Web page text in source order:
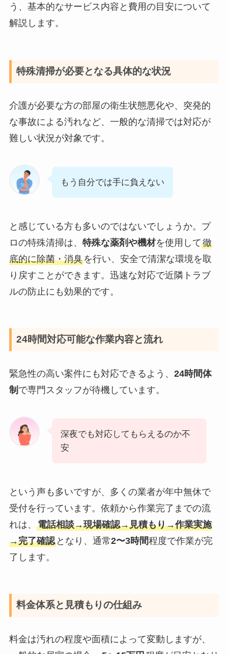
う、基本的なサービス内容と費用の目安について
解説します。
特殊清掃が必要となる具体的な状況
介護が必要な方の部屋の衛生状態悪化や、突発的
な事故による汚れなど、一般的な清掃では対応が
難しい状況が対象です。
もう自分では手に負えない
と感じている方も多いのではないでしょうか。プ
ロの特殊清掃は、 特殊な薬剤や機材を使用して徹
底的に除菌・消臭を行い、安全で清潔な環境を取
り戻すことができます。迅速な対応で近隣トラブ
ルの防止にも効果的です。
24時間対応可能な作業内容と流れ
緊急性の高い案件にも対応できるよう、 24時間体
制 で専門スタッフが待機しています。
深夜でも対応してもらえるのか不
安
という声も多いですが、多くの業者が年中無休で
受付を行っています。依頼から作業完了までの流
れは、 電話相談→現場確認→見積もり→作業実施
→完了確認となり、通常2〜3時間程度で作業が完
了します。
料金体系と見積もりの仕組み
料金は汚れの程度や面積によって変動しますが、